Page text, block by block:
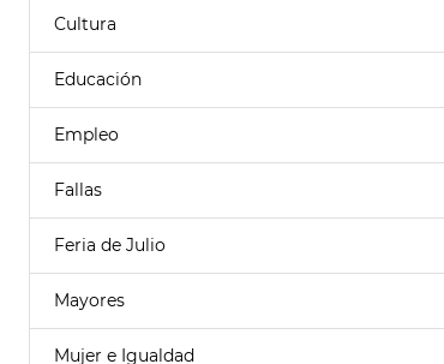
Cultura
Educación
Empleo
Fallas
Feria de Julio
Mayores
Mujer e Igualdad